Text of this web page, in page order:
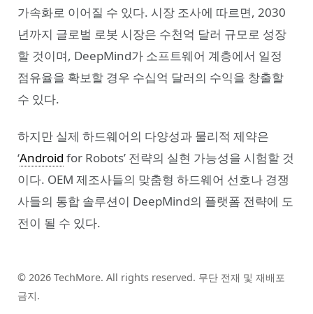
가속화로 이어질 수 있다. 시장 조사에 따르면, 2030
년까지 글로벌 로봇 시장은 수천억 달러 규모로 성장
할 것이며, DeepMind가 소프트웨어 계층에서 일정
점유율을 확보할 경우 수십억 달러의 수익을 창출할
수 있다.
하지만 실제 하드웨어의 다양성과 물리적 제약은
‘Android for Robots’ 전략의 실현 가능성을 시험할 것
이다. OEM 제조사들의 맞춤형 하드웨어 선호나 경쟁
사들의 통합 솔루션이 DeepMind의 플랫폼 전략에 도
전이 될 수 있다.
© 2026 TechMore. All rights reserved. 무단 전재 및 재배포
금지.